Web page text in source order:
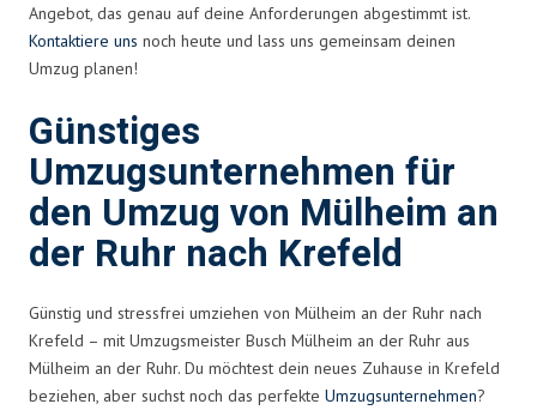
Angebot, das genau auf deine Anforderungen abgestimmt ist.
Kontaktiere uns noch heute und lass uns gemeinsam deinen
Umzug planen!
Günstiges
Umzugsunternehmen für
den Umzug von Mülheim an
der Ruhr nach Krefeld
Günstig und stressfrei umziehen von Mülheim an der Ruhr nach
Krefeld – mit Umzugsmeister Busch Mülheim an der Ruhr aus
Mülheim an der Ruhr. Du möchtest dein neues Zuhause in Krefeld
beziehen, aber suchst noch das perfekte Umzugsunternehmen?